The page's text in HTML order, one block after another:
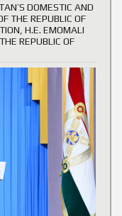
DOMESTIC AND
THE REPUBLIC OF
H.E. EMOMALI
REPUBLIC OF